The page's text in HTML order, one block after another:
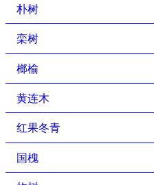
朴树
栾树
榔榆
黄连木
红果冬青
国槐